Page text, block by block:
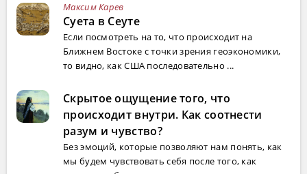
Максим Карев
Суета в Сеуте
Если посмотреть на то, что происходит на
Ближнем Востоке с точки зрения геоэкономики,
то видно, как США последовательно ...
Скрытое ощущение того, что
происходит внутри. Как соотнести
разум и чувство?
Без эмоций, которые позволяют нам понять, как
мы будем чувствовать себя после того, как